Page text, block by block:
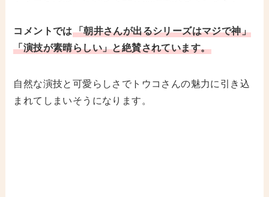
コメントでは 「朝井さんが出るシリーズはマジで神」
「演技が素晴らしい」と絶賛されています。
自然な演技と可愛らしさでトウコさんの魅力に引き込
まれてしまいそうになります。